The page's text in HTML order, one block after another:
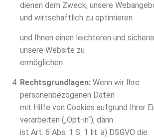
dienen dem Zweck, unsere
und wirtschaftlich zu optimieren
und Ihnen einen leichteren und
unsere Website zu
ermöglichen.
Rechtsgrundlagen: Wenn wir Ihre
personenbezogenen Daten
mit Hilfe von Cookies aufgrund Ihrer
verarbeiten („Opt-in“), dann
ist Art. 6 Abs. 1 S. 1 lit. a) DSGVO die